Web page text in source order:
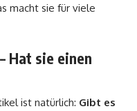
macht sie für viele
Hat sie einen
ist natürlich: Gibt es